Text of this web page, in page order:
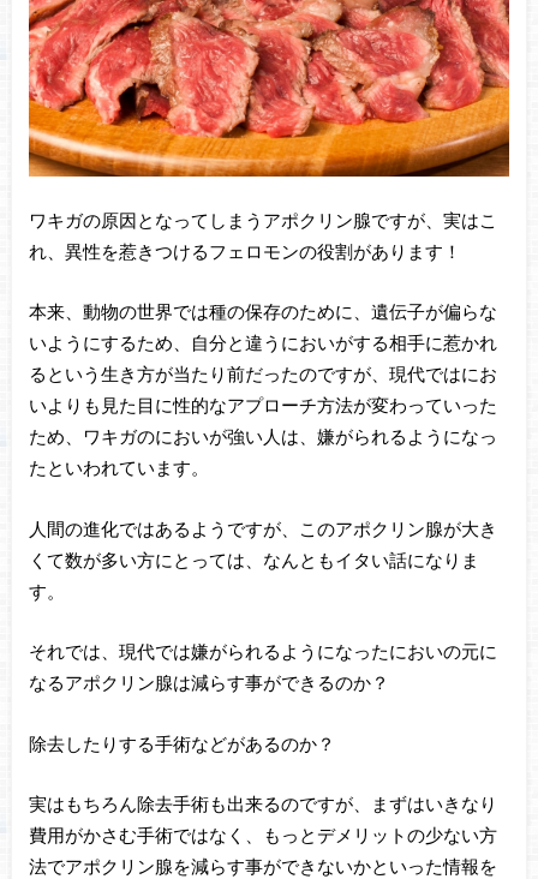
ワキガの原因となってしまうアポクリン腺ですが、実はこ
れ、異性を惹きつけるフェロモンの役割があります！
本来、動物の世界では種の保存のために、遺伝子が偏らな
いようにするため、自分と違うにおいがする相手に惹かれ
るという生き方が当たり前だったのですが、現代ではにお
いよりも見た目に性的なアプローチ方法が変わっていった
ため、ワキガのにおいが強い人は、嫌がられるようになっ
たといわれています。
人間の進化ではあるようですが、このアポクリン腺が大き
くて数が多い方にとっては、なんともイタい話になりま
す。
それでは、現代では嫌がられるようになったにおいの元に
なるアポクリン腺は減らす事ができるのか？
除去したりする手術などがあるのか？
実はもちろん除去手術も出来るのですが、まずはいきなり
費用がかさむ手術ではなく、もっとデメリットの少ない方
法でアポクリン腺を減らす事ができないかといった情報を